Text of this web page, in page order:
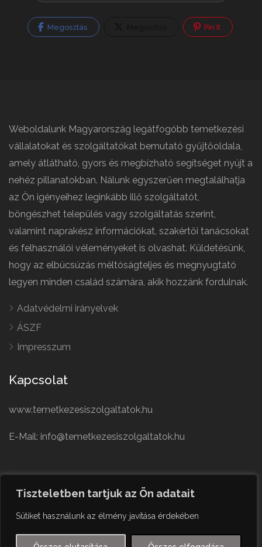
Tiszteletben tartjuk az Ön adatait
Sütiket használunk az élmény javítása érdekében
Megosztás Pin It
Weboldalunk Magyarország legátfogóbb temetkezési
vállalatokat és szolgáltatókat bemutató gyűjtőoldala,
amely átlátható, gyors és megbízható segítséget nyújt a
nehéz pillanatokban. Nálunk egyszerűen megtalálhatja
az Ön igényeihez leginkább illő szolgáltatót,
böngészhet település vagy szolgáltatás szerint,
valamint naprakész információkat, szakértői tanácsokat
és felhasználói véleményeket is olvashat. Küldetésünk,
hogy az elbúcsúzás méltóságteljes és megnyugtató
legyen minden család számára, akik hozzánk fordulnak.
Adatvédelmi irányelvek
ÁSZF
Impresszum
Kapcsolat
www.temetkezesiszolgaltatok.hu
E-Mail: info@temetkezesiszolgaltatok.hu
English
Czech
German